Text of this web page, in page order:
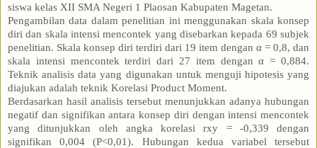
siswa kelas XII SMA Negeri 1 Plaosan Kabupaten Magetan.
Pengambilan data dalam penelitian ini menggunakan skala konsep
diri dan skala intensi mencontek yang disebarkan kepada 69 subjek
penelitian. Skala konsep diri terdiri dari 19 item dengan α = 0,8, dan
skala intensi mencontek terdiri dari 27 item dengan α = 0,884.
Teknik analisis data yang digunakan untuk menguji hipotesis yang
diajukan adalah teknik Korelasi Product Moment.
Berdasarkan hasil analisis tersebut menunjukkan adanya hubungan
negatif dan signifikan antara konsep diri dengan intensi mencontek
yang ditunjukkan oleh angka korelasi rxy = -0,339 dengan
signifikan 0,004 (P<0,01). Hubungan kedua variabel tersebut